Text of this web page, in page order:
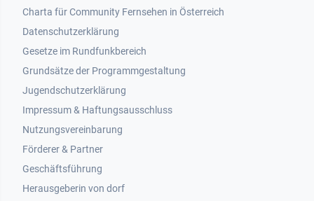
Footer 1
Charta für Community Fernsehen in Österreich
Datenschutzerklärung
Gesetze im Rundfunkbereich
Grundsätze der Programmgestaltung
Jugendschutzerklärung
Impressum & Haftungsausschluss
Nutzungsvereinbarung
Footer 2
Förderer & Partner
Geschäftsführung
Herausgeberin von dorf